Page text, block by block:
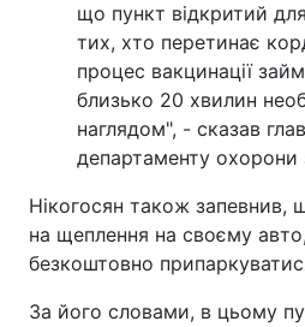
що пункт відкритий
тих, хто перетинає
процес вакцинації
близько 20 хвилин
наглядом", - сказав
департаменту охорони
Нікогосян також запевнив,
на щеплення на своєму
безкоштовно
За його словами, в цьому